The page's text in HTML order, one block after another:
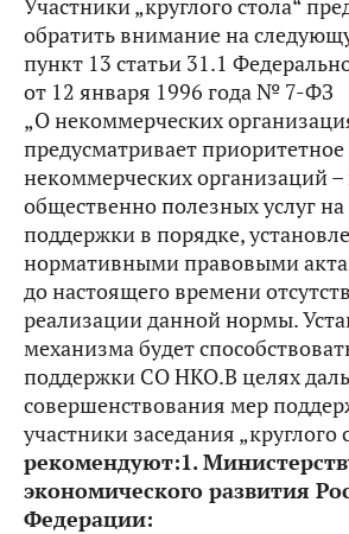
Участники „круглого стола“
обратить внимание на
пункт 13 статьи 31.1
от 12 января 1996 года № 7-ФЗ
„О некоммерческих
предусматривает
некоммерческих организаций
общественно полезных услуг
поддержки в порядке,
нормативными правовыми
до настоящего времени
реализации данной нормы.
механизма будет
поддержки СО НКО.В целях
совершенствования мер
участники заседания „круглого
рекомендуют:1.
экономического развития
Федерации: